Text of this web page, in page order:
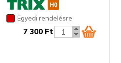
Egyedi rendelésre
7 300 Ft